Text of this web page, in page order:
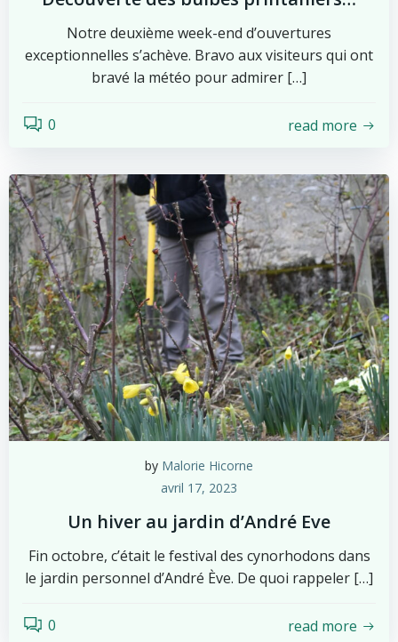
Notre deuxième week-end d’ouvertures
exceptionnelles s’achève. Bravo aux visiteurs qui ont
bravé la météo pour admirer […]
0 read more
by Malorie Hicorne
avril 17, 2023
Un hiver au jardin d’André Eve
Fin octobre, c’était le festival des cynorhodons dans
le jardin personnel d’André Ève. De quoi rappeler […]
0 read more